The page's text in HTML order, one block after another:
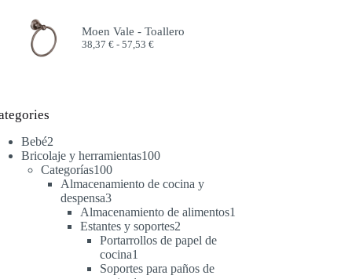
Moen Vale - Toallero
38,37€ - 57,53€Rango
Bebé2
productos
Bricolaje y herramientas100100
Categorías100100
productos
Almacenamiento de cocina y
despensa33
productos
Almacenamiento de alimentos1
Estantes y soportes2
productos
Portarrollos de papel de
cocina1
producto
Soportes para paños de